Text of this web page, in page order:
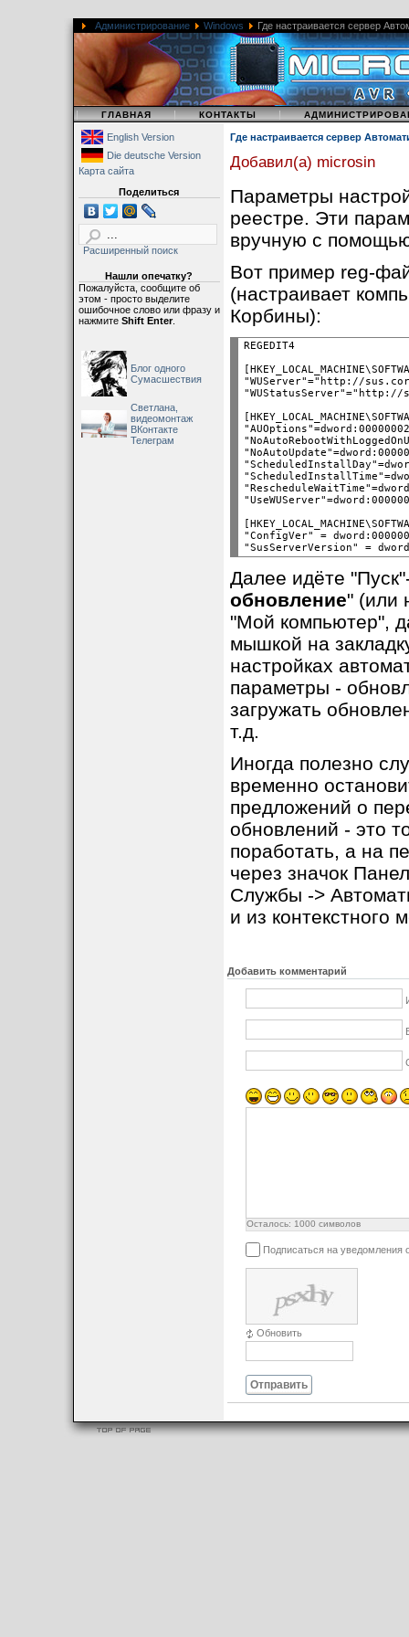
Администрирование Windows Где настраивается сервер
| ГЛАВНАЯ | КОНТАКТЫ |
English Version
Die deutsche Version
Карта сайта
Поделиться
Расширенный поиск
Нашли опечатку?
Пожалуйста, сообщите об
этом - просто выделите
ошибочное слово или фразу и
нажмите Shift Enter.
Блог одного
Сумасшествия
Светлана,
видеомонтаж
ВКонтакте
Телеграм
Где настраивается сервер
Добавил(а) microsin
Параметры
реестре. Эти
вручную с
Вот пример reg-
(настраивает
Корбины):
REGEDIT4
"WUServer"="http://
"AUOptions"=dword:00000002
"ConfigVer" =
Далее идёте
обновление" (или
"Мой компьютер",
мышкой на
настройках
параметры -
загружать
т.д.
Иногда полезно
временно
предложений о
обновлений - это
поработать, а на
через значок
Службы ->
и из
Добавить комментарий
Осталось: 1000 символов
Подписаться на уведомления
Обновить
Отправить